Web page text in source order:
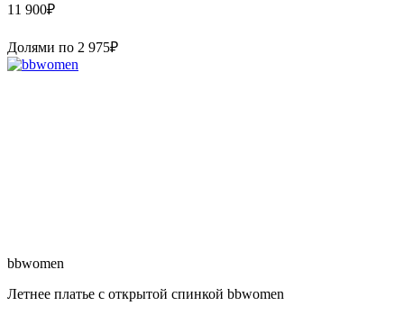
11 900₽
Долями по 2 975₽
bbwomen
Летнее платье с открытой спинкой bbwomen